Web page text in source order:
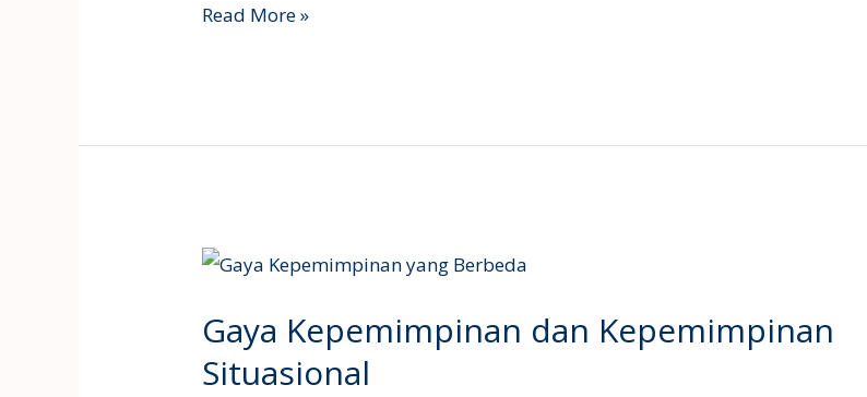
Read More »
Gaya Kepemimpinan dan Kepemimpinan
Situasional
Gaya
dan
Kepemimpinan